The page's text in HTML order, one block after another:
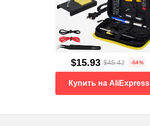
$15.93 $45.42 -64%
Купить на AliExpress